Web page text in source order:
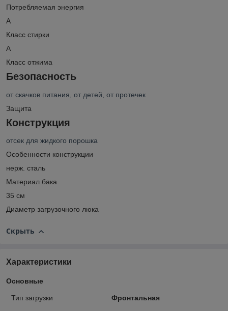
Потребляемая энергия
A
Класс стирки
A
Класс отжима
Безопасность
от скачков питания, от детей, от протечек
Защита
Конструкция
отсек для жидкого порошка
Особенности конструкции
нерж. сталь
Материал бака
35 см
Диаметр загрузочного люка
Скрыть
Характеристики
Основные
Тип загрузки Фронтальная